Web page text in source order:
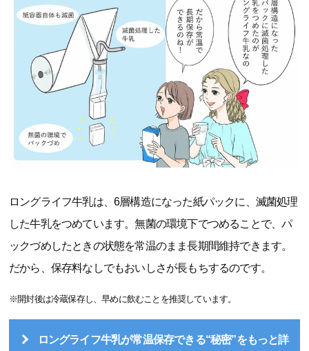
ロングライフ牛乳は、6層構造になった紙パックに、滅菌処理
した牛乳をつめています。無菌の環境下でつめることで、パ
ックづめしたときの状態を常温のまま長期間維持できます。
だから、保存料なしでもおいしさが長もちするのです。
※開封後は冷蔵保存し、早めに飲むことを推奨しています。
ロングライフ牛乳が常温保存できる“秘密”をもっと詳